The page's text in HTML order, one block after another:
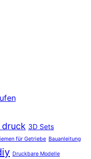
druck 3D Sets
für Getriebe Bauanleitung
Druckbare Modelle